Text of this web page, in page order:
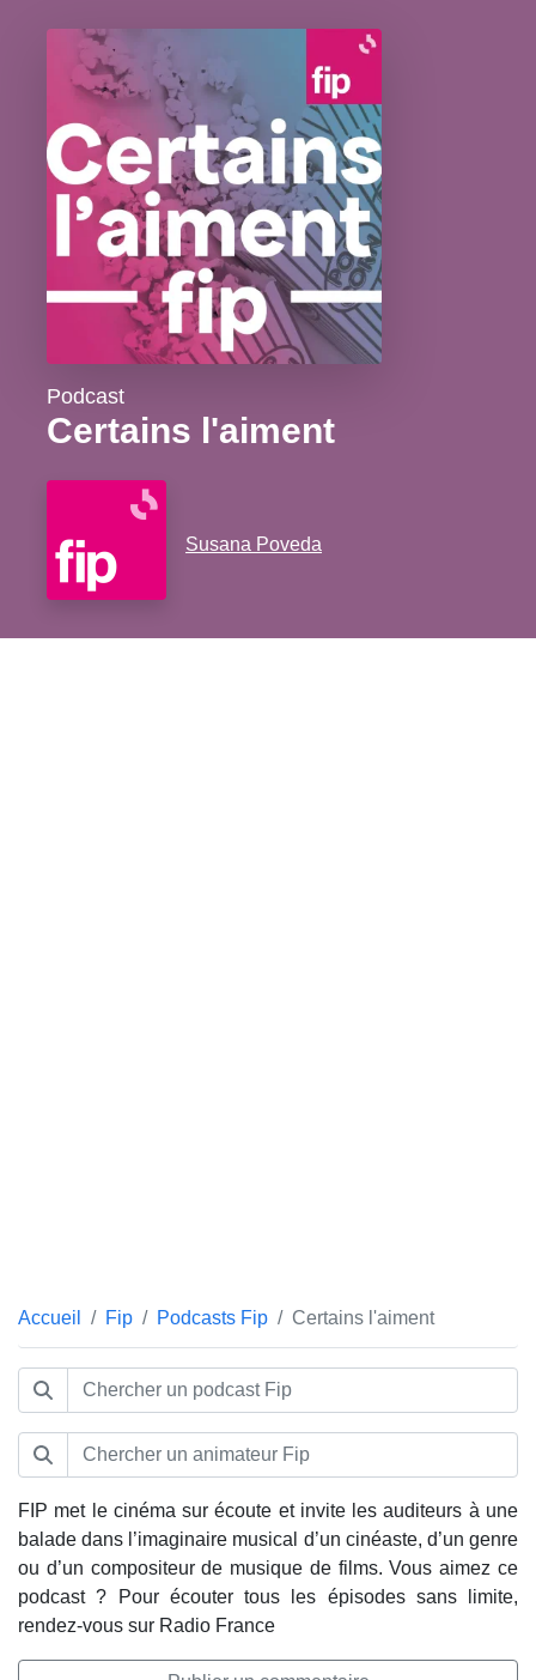
Podcast
Certains l'aiment
Susana Poveda
Accueil Fip Podcasts Fip Certains l'aiment
FIP met le cinéma sur écoute et invite les auditeurs à une
balade dans l’imaginaire musical d’un cinéaste, d’un genre
ou d’un compositeur de musique de films. Vous aimez ce
podcast ? Pour écouter tous les épisodes sans limite,
rendez-vous sur Radio France